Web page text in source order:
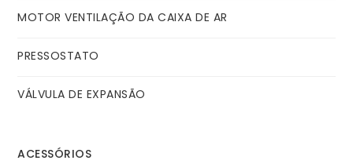
MOTOR VENTILAÇÃO DA CAIXA DE AR
PRESSOSTATO
VÁLVULA DE EXPANSÃO
ACESSÓRIOS